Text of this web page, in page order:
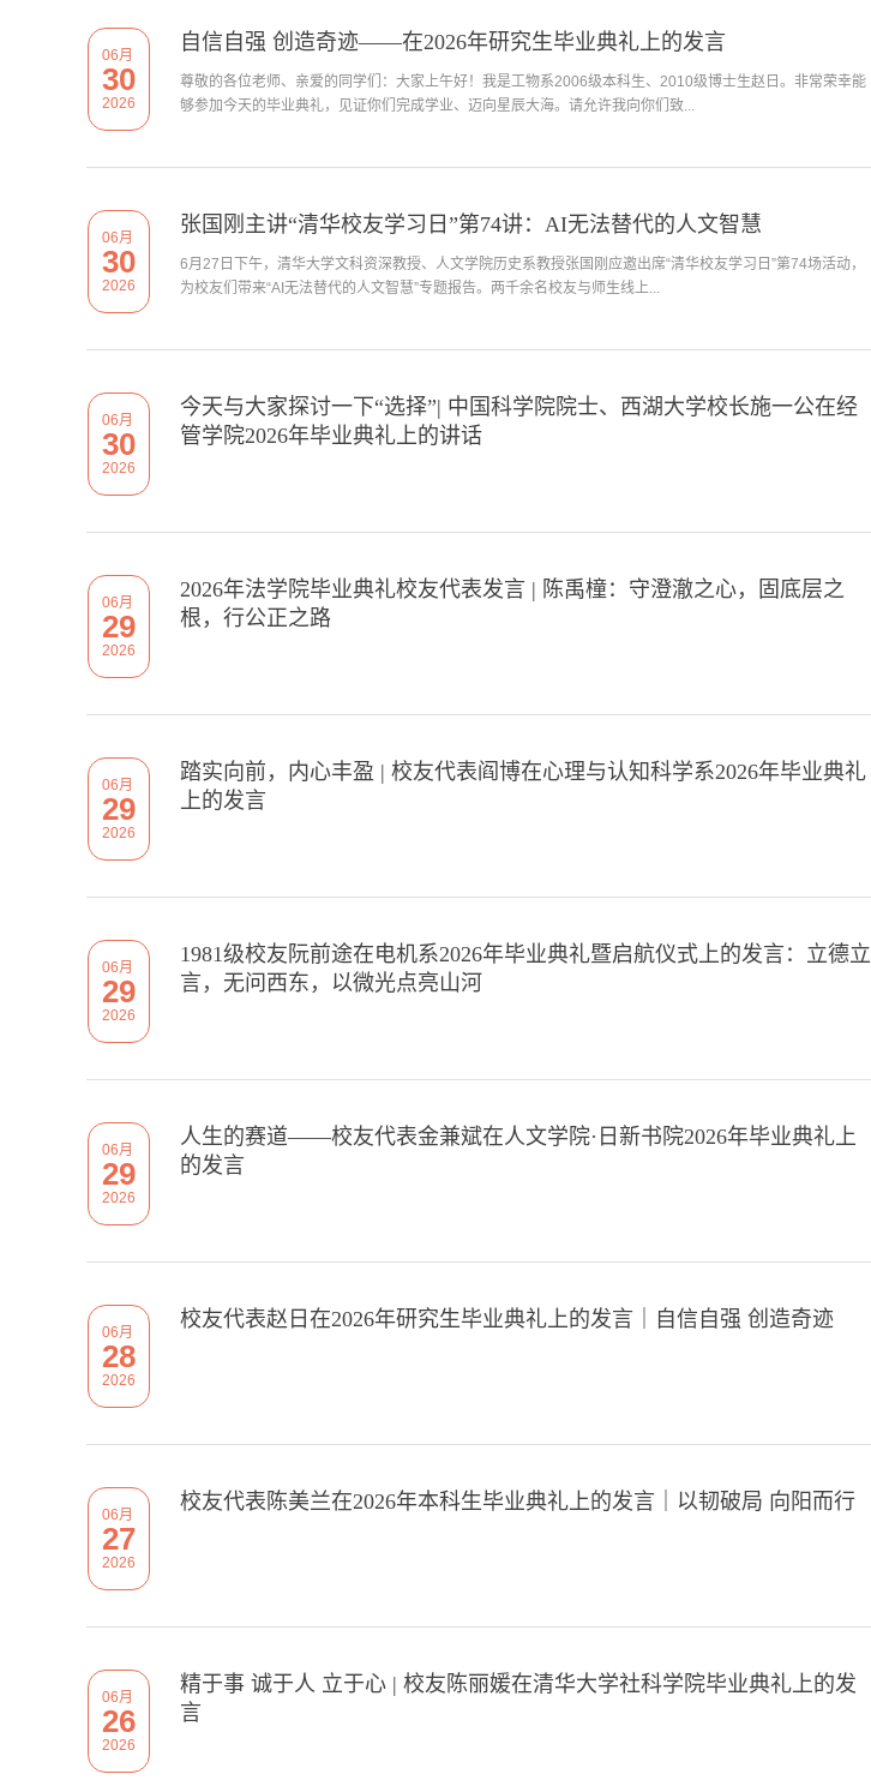
06月
30
2026
自信自强 创造奇迹——在2026年研究生毕业典礼上的发言
尊敬的各位老师、亲爱的同学们：大家上午好！我是工物系2006级本科生、2010级博士生赵日。非常荣幸能
够参加今天的毕业典礼，见证你们完成学业、迈向星辰大海。请允许我向你们致...
06月
30
2026
张国刚主讲“清华校友学习日”第74讲：AI无法替代的人文智慧
6月27日下午，清华大学文科资深教授、人文学院历史系教授张国刚应邀出席“清华校友学习日”第74场活动，
为校友们带来“AI无法替代的人文智慧”专题报告。两千余名校友与师生线上...
06月
30
2026
今天与大家探讨一下“选择”| 中国科学院院士、西湖大学校长施一公在经
管学院2026年毕业典礼上的讲话
06月
29
2026
2026年法学院毕业典礼校友代表发言 | 陈禹橦：守澄澈之心，固底层之
根，行公正之路
06月
29
2026
踏实向前，内心丰盈 | 校友代表阎博在心理与认知科学系2026年毕业典礼
上的发言
06月
29
2026
1981级校友阮前途在电机系2026年毕业典礼暨启航仪式上的发言：立德立
言，无问西东，以微光点亮山河
06月
29
2026
人生的赛道——校友代表金兼斌在人文学院·日新书院2026年毕业典礼上
的发言
06月
28
2026
校友代表赵日在2026年研究生毕业典礼上的发言｜自信自强 创造奇迹
06月
27
2026
校友代表陈美兰在2026年本科生毕业典礼上的发言｜以韧破局 向阳而行
06月
26
2026
精于事 诚于人 立于心 | 校友陈丽媛在清华大学社科学院毕业典礼上的发
言